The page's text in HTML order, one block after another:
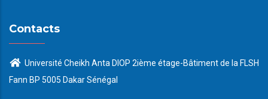
Contacts
Université Cheikh Anta DIOP 2ième étage-Bâtiment de la FLSH
Fann BP 5005 Dakar Sénégal